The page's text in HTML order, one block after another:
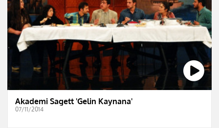
Akademi Sagett 'Gelin Kaynana'
07/11/2014